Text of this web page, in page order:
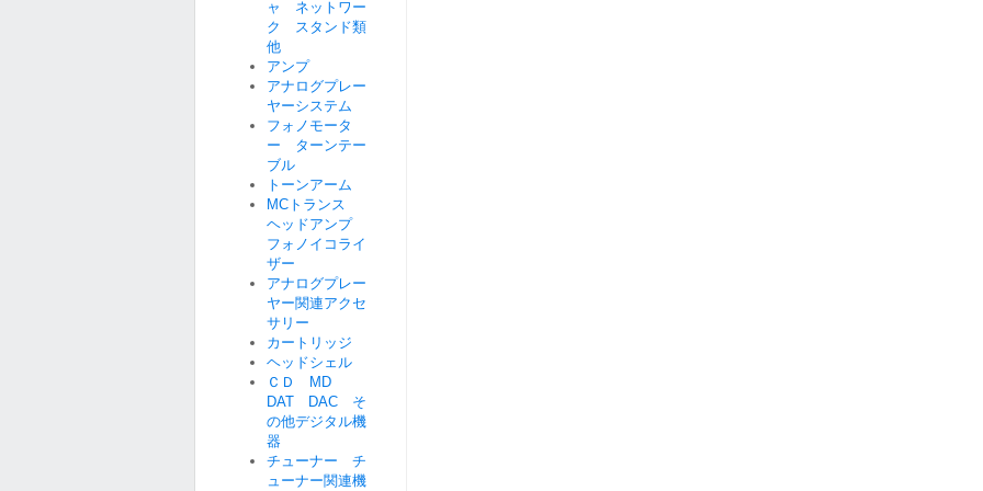
ャ ネットワー
ク スタンド類
他
アンプ
アナログプレー
ヤーシステム
フォノモータ
ー ターンテー
ブル
トーンアーム
MCトランス
ヘッドアンプ
フォノイコライ
ザー
アナログプレー
ヤー関連アクセ
サリー
カートリッジ
ヘッドシェル
ＣＤ MD
DAT DAC そ
の他デジタル機
器
チューナー チ
ューナー関連機